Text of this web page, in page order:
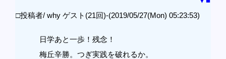
□投稿者/ why ゲスト(21回)-(2019/05/27(Mon) 05:23:53)
日学あと一歩！残念！
梅丘辛勝。つぎ実践を破れるか。